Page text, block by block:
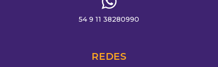
54 9 11 38280990
REDES